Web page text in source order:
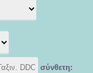
σύνθετη: